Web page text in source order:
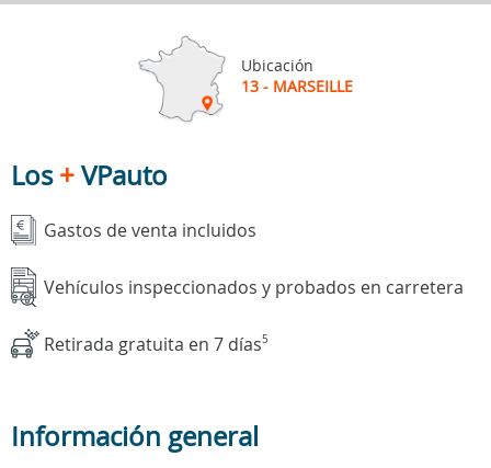
Ubicación
13 - MARSEILLE
Los+VPauto
Gastos de venta incluidos
Vehículos inspeccionados y probados en carretera
Retirada gratuita en 7 días5
Información general